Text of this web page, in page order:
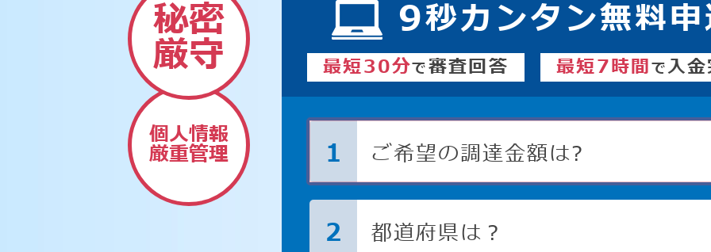
秘密
厳守
個人情報
厳重管理
9秒カンタン無料
最短30分で審査回答 最短7時間で入
1 ご希望の調達金額は?
2 都道府県は？